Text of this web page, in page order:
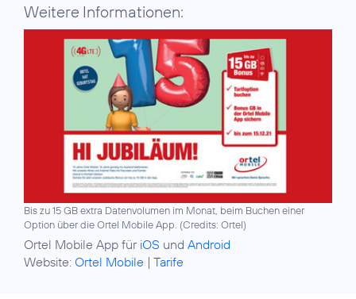
Weitere Informationen:
Bis zu 15 GB extra Datenvolumen im Monat, beim Buchen einer
Option über die Ortel Mobile App. (Credits: Ortel)
Ortel Mobile App für iOS und Android
Website: Ortel Mobile | Tarife